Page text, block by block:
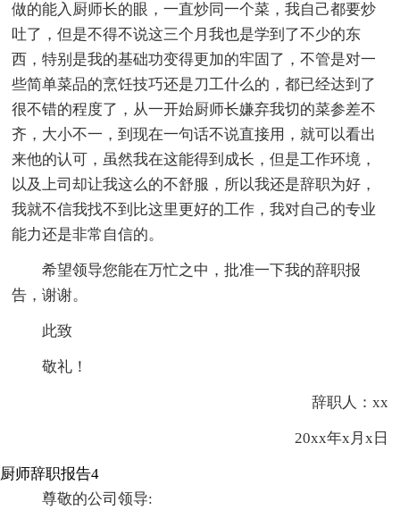
做的能入厨师长的眼，一直炒同一个菜，我自己都要炒
吐了，但是不得不说这三个月我也是学到了不少的东
西，特别是我的基础功变得更加的牢固了，不管是对一
些简单菜品的烹饪技巧还是刀工什么的，都已经达到了
很不错的程度了，从一开始厨师长嫌弃我切的菜参差不
齐，大小不一，到现在一句话不说直接用，就可以看出
来他的认可，虽然我在这能得到成长，但是工作环境，
以及上司却让我这么的不舒服，所以我还是辞职为好，
我就不信我找不到比这里更好的工作，我对自己的专业
能力还是非常自信的。
希望领导您能在万忙之中，批准一下我的辞职报
告，谢谢。
此致
敬礼！
辞职人：xx
20xx年x月x日
厨师辞职报告4
尊敬的公司领导: